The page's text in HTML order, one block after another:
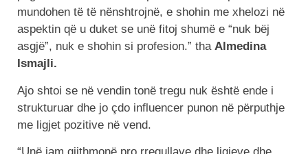
mundohen të të nënshtrojnë, e shohin me xhelozi në
aspektin që u duket se unë fitoj shumë e “nuk bëj
asgjë”, nuk e shohin si profesion.” tha Almedina
Ismajli.
Ajo shtoi se në vendin tonë tregu nuk është ende i
strukturuar dhe jo çdo influencer punon në përputhje
me ligjet pozitive në vend.